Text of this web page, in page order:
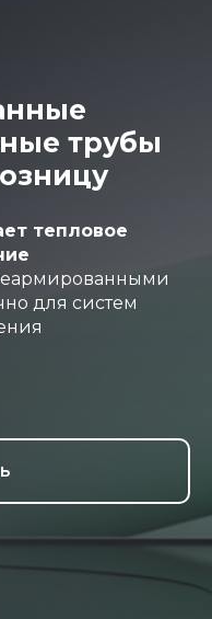
трубы
тепловое
для систем